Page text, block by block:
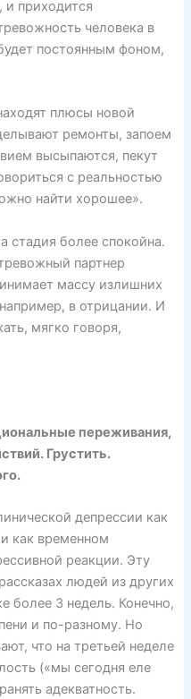
и приходится
человека в
постоянным фоном,
плюсы новой
ремонты, запоем
высыпаются, пекут
с реальностью
найти хорошее».
стадия более спокойна.
партнер
массу излишних
в отрицании. И
мягко говоря,
переживания,
Грустить.
депрессии как
как временном
реакции. Эту
людей из других
более 3 недель. Конечно,
и по-разному. Но
что на третьей неделе
(«мы сегодня еле
адекватность.